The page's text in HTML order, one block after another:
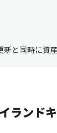
と同時に資
ランド